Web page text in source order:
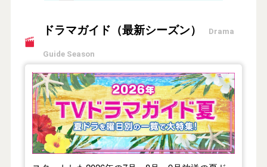
ドラマガイド（最新シーズン） Drama
Guide Season
【2026年夏】TVドラマガイド